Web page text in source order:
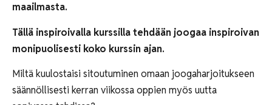
maailmasta.
Tällä inspiroivalla kurssilla tehdään joogaa inspiroivan
monipuolisesti koko kurssin ajan.
Miltä kuulostaisi sitoutuminen omaan joogaharjoitukseen
säännöllisesti kerran viikossa oppien myös uutta